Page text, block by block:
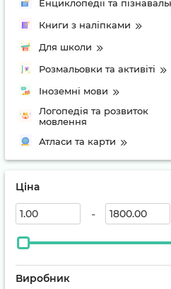
Енциклопедії та
Книги з наліпками
Для школи
Розмальовки та активіті
Іноземні мови
Логопедія та розвиток
мовлення
Атласи та карти
Ціна
-
Виробник